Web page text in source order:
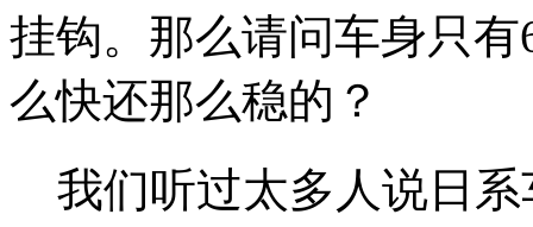
挂钩。那么请问车身只
么快还那么稳的？
我们听过太多人说日系